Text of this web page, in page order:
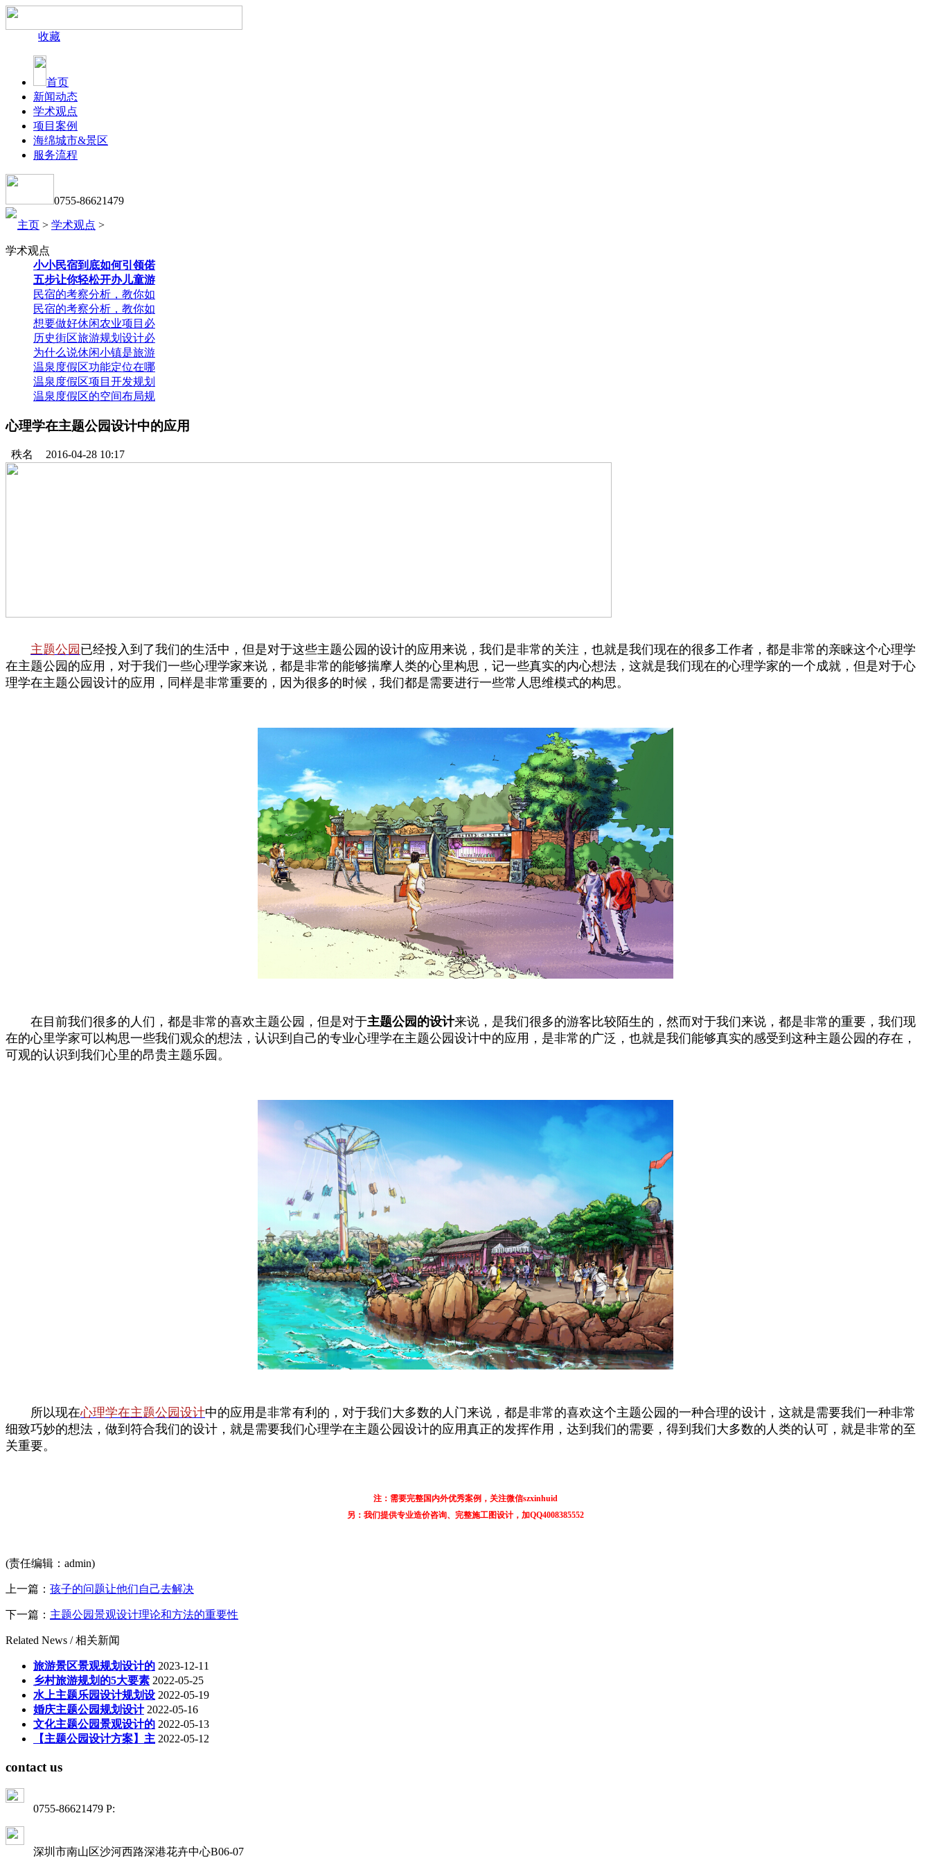
收藏
首页
新闻动态
学术观点
项目案例
海绵城市&景区
服务流程
0755-86621479
主页 > 学术观点 >
学术观点
小小民宿到底如何引领偌
五步让你轻松开办儿童游
民宿的考察分析，教你如
民宿的考察分析，教你如
想要做好休闲农业项目必
历史街区旅游规划设计必
为什么说休闲小镇是旅游
温泉度假区功能定位在哪
温泉度假区项目开发规划
温泉度假区的空间布局规
心理学在主题公园设计中的应用
秩名 2016-04-28 10:17
主题公园 已经投入到了我们的生活中，但是对于这些主题公园的设计的应用来说，我们是非常的关注，也就是我们现在的很多工作者，都是非常的亲睐这个心理学
在主题公园的应用，对于我们一些心理学家来说，都是非常的能够揣摩人类的心里构思，记一些真实的内心想法，这就是我们现在的心理学家的一个成就，但是对于心
理学在主题公园设计的应用，同样是非常重要的，因为很多的时候，我们都是需要进行一些常人思维模式的构思。
在目前我们很多的人们，都是非常的喜欢主题公园，但是对于主题公园的设计来说，是我们很多的游客比较陌生的，然而对于我们来说，都是非常的重要，我们现
在的心里学家可以构思一些我们观众的想法，认识到自己的专业心理学在主题公园设计中的应用，是非常的广泛，也就是我们能够真实的感受到这种主题公园的存在，
可观的认识到我们心里的昂贵主题乐园。
所以现在心理学在主题公园设计中的应用是非常有利的，对于我们大多数的人门来说，都是非常的喜欢这个主题公园的一种合理的设计，这就是需要我们一种非常
细致巧妙的想法，做到符合我们的设计，就是需要我们心理学在主题公园设计的应用真正的发挥作用，达到我们的需要，得到我们大多数的人类的认可，就是非常的至
关重要。
注：需要完整国内外优秀案例，关注微信szxinhuid
另：我们提供专业造价咨询、完整施工图设计，加QQ4008385552
(责任编辑：admin)
上一篇： 孩子的问题让他们自己去解决
下一篇： 主题公园景观设计理论和方法的重要性
Related News /相关新闻
旅游景区景观规划设计的 2023-12-11
乡村旅游规划的5大要素 2022-05-25
水上主题乐园设计规划设 2022-05-19
婚庆主题公园规划设计 2022-05-16
文化主题公园景观设计的 2022-05-13
【主题公园设计方案】主 2022-05-12
contact us
0755-86621479 P:
深圳市南山区沙河西路深港花卉中心B06-07